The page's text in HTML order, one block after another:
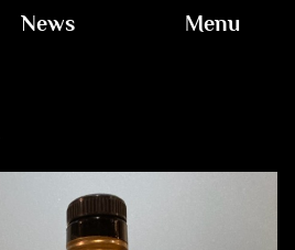
News Menu